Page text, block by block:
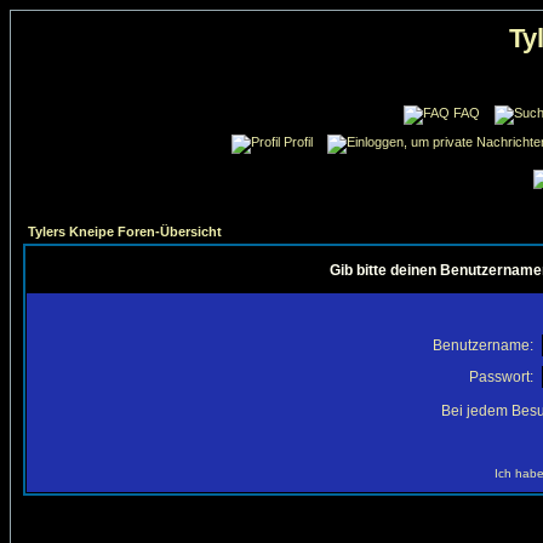
FAQ
Profil
Tylers Kneipe Foren-Übersicht
Gib bitte deinen
Benutzername:
Passwort:
Bei jedem
Ich